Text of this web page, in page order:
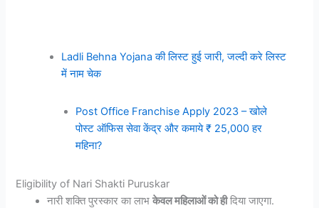
Ladli Behna Yojana की लिस्ट हुई जारी, जल्दी करे लिस्ट
में नाम चेक
Post Office Franchise Apply 2023 – खोले
पोस्ट ऑफिस सेवा केंद्र और कमाये ₹ 25,000 हर
महिना?
Eligibility of Nari Shakti Puruskar
नारी शक्ति पुरस्कार का लाभकेवल महिलाओं को हीदिया जाएगा.